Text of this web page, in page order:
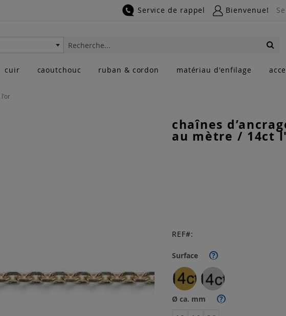
Service de rappel Bienvenue!
Rechercher
cuir caoutchouc ruban & cordon matériau d'enfilage
l'or
chaînes
au mètre / 14ct
Surface ?
Ø ca. mm ?
REF